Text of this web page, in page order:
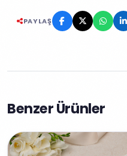
PAYLAŞ
Benzer Ürünler